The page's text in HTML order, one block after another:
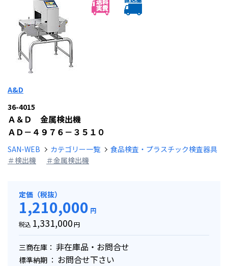
A&D
36-4015
Ａ＆Ｄ 金属検出機
ＡＤ－４９７６－３５１０
SAN-WEB カテゴリー一覧
食品検査・プラスチック検査器具
＃検出機
＃金属検出機
定価（税抜）
1,210,000 円
税込 1,331,000円
三商在庫： 非在庫品・お問合せ
標準納期 ： お問合せ下さい